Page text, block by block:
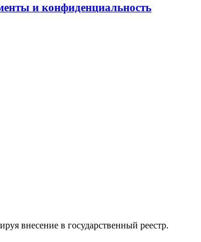
и конфиденциальность
внесение в государственный реестр.